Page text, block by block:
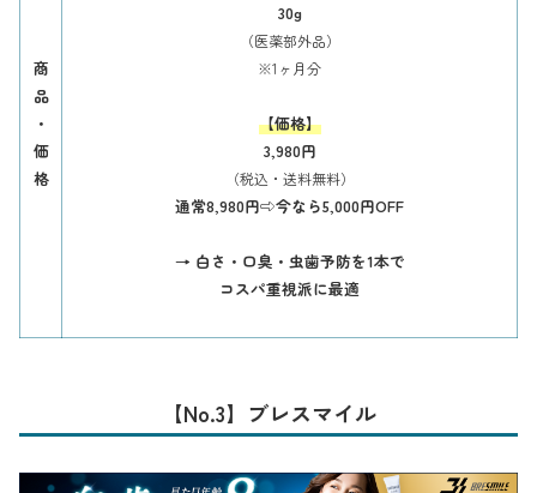
商
品
・
価
格
30g
（医薬部外品）
※1ヶ月分
【価格】
3,980円
（税込・送料無料）
通常8,980円⇨今なら5,000円OFF
→ 白さ・口臭・虫歯予防を1本で
コスパ重視派に最適
【No.3】ブレスマイル